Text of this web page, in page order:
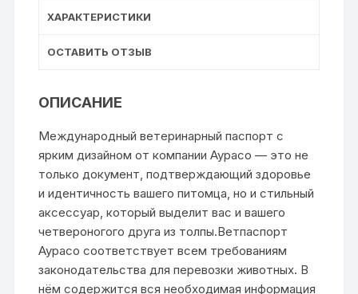
ХАРАКТЕРИСТИКИ
ОСТАВИТЬ ОТЗЫВ
ОПИСАНИЕ
Международный ветеринарный паспорт с
ярким дизайном от компании Аурасо — это не
только документ, подтверждающий здоровье
и идентичность вашего питомца, но и стильный
аксессуар, который выделит вас и вашего
четвероногого друга из толпы.Ветпаспорт
Аурасо соответствует всем требованиям
законодательства для перевозки животных. В
нём содержится вся необходимая информация